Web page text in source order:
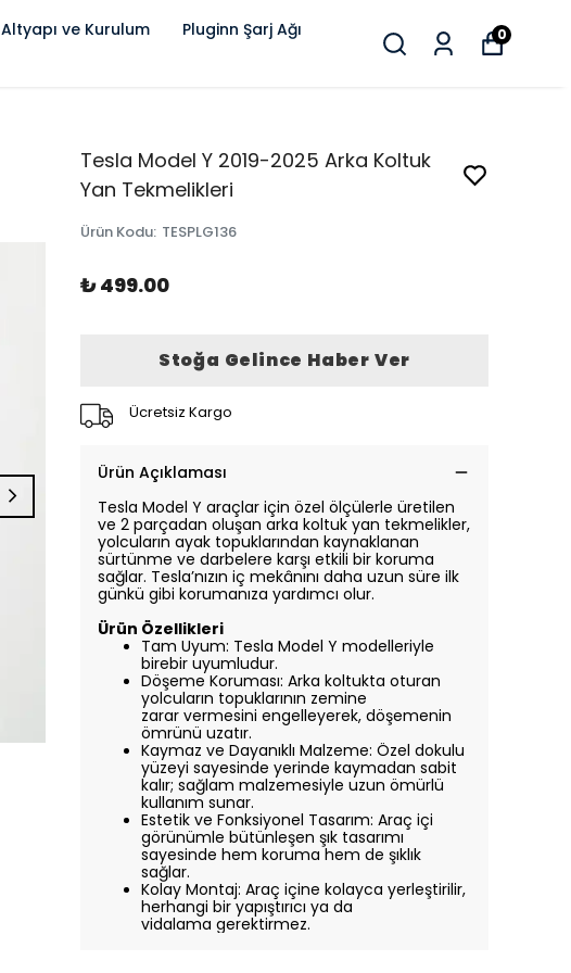
Altyapı ve Kurulum
Pluginn Şarj Ağı
0
Tesla Model Y 2019-2025 Arka Koltuk
Yan Tekmelikleri
Ürün Kodu: TESPLG136
₺ 499.00
Stoğa Gelince Haber Ver
Ücretsiz Kargo
Ürün Açıklaması
Tesla Model Y araçlar için özel ölçülerle üretilen
ve 2 parçadan oluşan arka koltuk yan tekmelikler,
yolcuların ayak topuklarından kaynaklanan
sürtünme ve darbelere karşı etkili bir koruma
sağlar. Tesla’nızın iç mekânını daha uzun süre ilk
günkü gibi korumanıza yardımcı olur.
Ürün Özellikleri
Tam Uyum: Tesla Model Y modelleriyle
birebir uyumludur.
Döşeme Koruması: Arka koltukta oturan
yolcuların topuklarının zemine
zarar vermesini engelleyerek, döşemenin
ömrünü uzatır.
Kaymaz ve Dayanıklı Malzeme: Özel dokulu
yüzeyi sayesinde yerinde kaymadan sabit
kalır; sağlam malzemesiyle uzun ömürlü
kullanım sunar.
Estetik ve Fonksiyonel Tasarım: Araç içi
görünümle bütünleşen şık tasarımı
sayesinde hem koruma hem de şıklık
sağlar.
Kolay Montaj: Araç içine kolayca yerleştirilir,
herhangi bir yapıştırıcı ya da
vidalama gerektirmez.